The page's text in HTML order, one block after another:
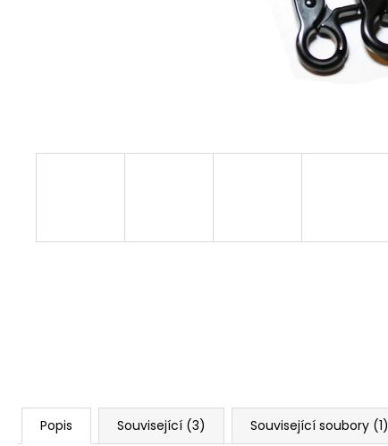
Popis Související (3) Související soubory (1)